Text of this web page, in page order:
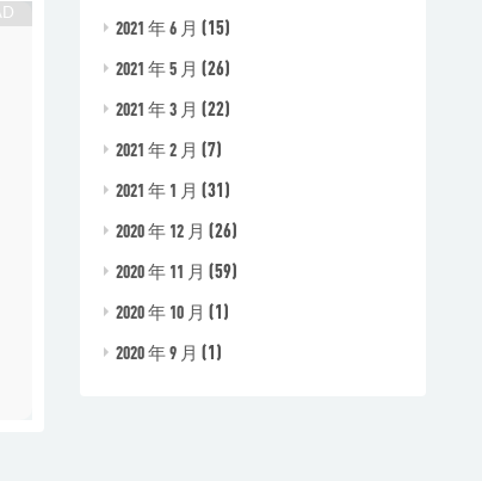
2021 年 6 月 (15)
2021 年 5 月 (26)
2021 年 3 月 (22)
2021 年 2 月 (7)
2021 年 1 月 (31)
2020 年 12 月 (26)
2020 年 11 月 (59)
2020 年 10 月 (1)
2020 年 9 月 (1)